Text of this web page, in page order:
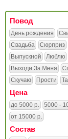
Повод
День рождения
Свадьба
Сюрприз
Выпускной
Люблю
Выходи За Меня
Скучаю
Прости
Цена
до 5000 р. 5000 -
от 15000 р.
Состав